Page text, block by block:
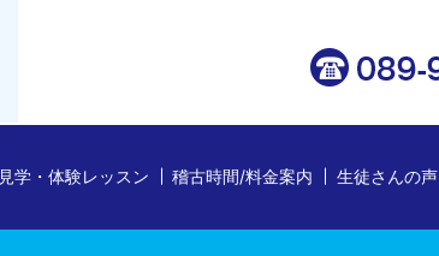
見学・体験レッスン 稽古時間/料金案内 生徒さんの声